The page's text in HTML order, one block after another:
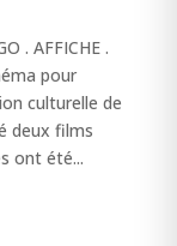
. AFFICHE .
pour
culturelle de
deux films
ont été...